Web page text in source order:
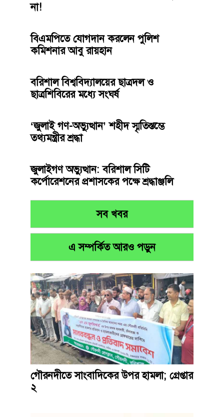
না!
বিএমপিতে যোগদান করলেন পুলিশ
কমিশনার আবু রায়হান
বরিশাল বিশ্ববিদ্যালয়ের ছাত্রদল ও
ছাত্রশিবিরের মধ্যে সংঘর্ষ
‘জুলাই গণ-অভ্যুত্থান’ শহীদ স্মৃতিস্তম্ভে
তথ্যমন্ত্রীর শ্রদ্ধা
জুলাইগণ অভ্যুত্থান: বরিশাল সিটি
কর্পোরেশনের প্রশাসকের পক্ষে শ্রদ্ধাঞ্জলি
সব খবর
এ সম্পর্কিত আরও পড়ুন
গৌরনদীতে সাংবাদিকের উপর হামলা; গ্রেপ্তার
২